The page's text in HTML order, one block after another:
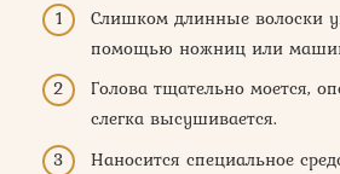
Слишком длинные волоски
помощью ножниц или
Голова тщательно моется,
слегка высушивается.
Наносится специальное